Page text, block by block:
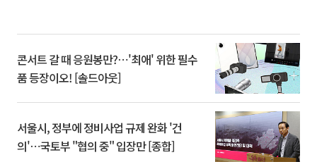
콘서트 갈 때 응원봉만?⋯'최애' 위한 필수
품 등장이오! [솔드아웃]
서울시, 정부에 정비사업 규제 완화 '건
의'⋯국토부 "협의 중" 입장만 [종합]